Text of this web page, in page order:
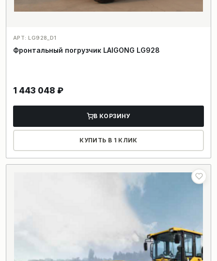
АРТ: LG928_D1
Фронтальный погрузчик LAIGONG LG928
1 443 048 ₽
В КОРЗИНУ
КУПИТЬ В 1 КЛИК